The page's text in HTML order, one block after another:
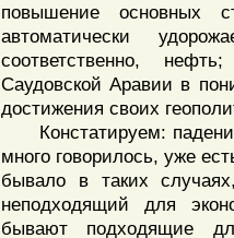
повышение
автоматически
соответственно,
Саудовской Аравии в
достижения своих
Констатируем:
много говорилось, уже
бывало в таких
неподходящий для
бывают подходящие